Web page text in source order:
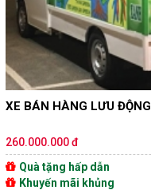
XE BÁN HÀNG LƯU ĐỘNG
260.000.000 đ
Quà tặng hấp dẫn
Khuyến mãi khủng